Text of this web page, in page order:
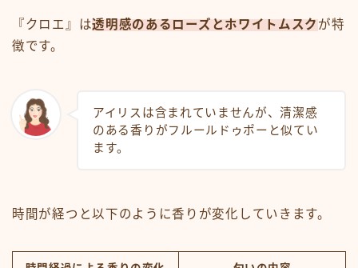
『クロエ』は透明感のあるローズとホワイトムスク が特
徴です。
アイリスは含まれていませんが、清潔感
のある香りがフルールドゥポーと似てい
ます。
時間が経つと以下のように香りが変化していきます。